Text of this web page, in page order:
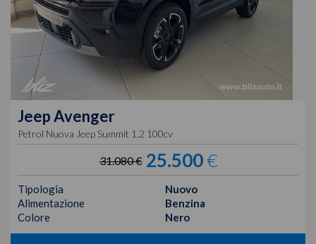
JeepAvenger
Petrol Nuova Jeep Summit 1.2 100cv
31.080 € 25.500€
Tipologia
Nuovo
Alimentazione
Benzina
Colore
Nero